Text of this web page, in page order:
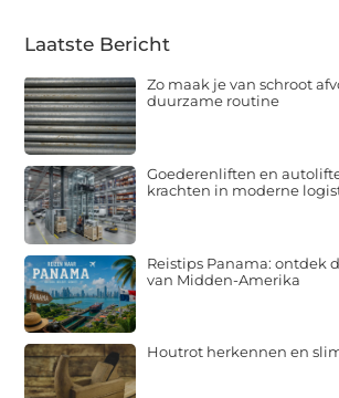
Laatste Bericht
Zo maak je van schroot
duurzame routine
Goederenliften en
krachten in moderne
Reistips Panama: ontdek
van Midden-Amerika
Houtrot herkennen en